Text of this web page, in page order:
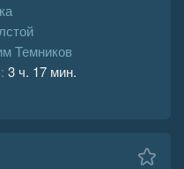
Темников
3 ч. 17 мин.